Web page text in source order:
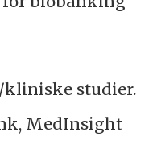
studier.
MedInsight